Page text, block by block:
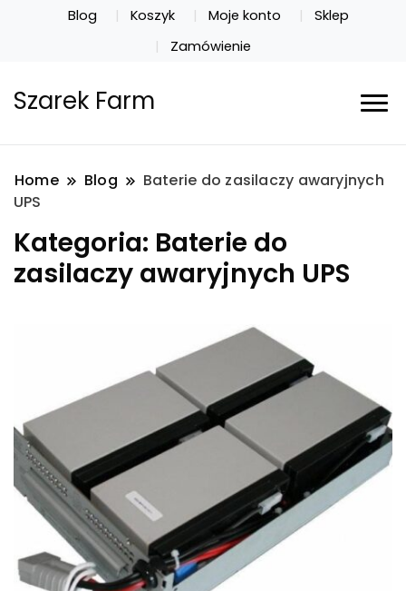
Blog Koszyk Moje konto
Sklep
Zamówienie
Szarek Farm
Home Blog
Baterie do zasilaczy awaryjnych
UPS
Kategoria: Baterie do
zasilaczy awaryjnych UPS